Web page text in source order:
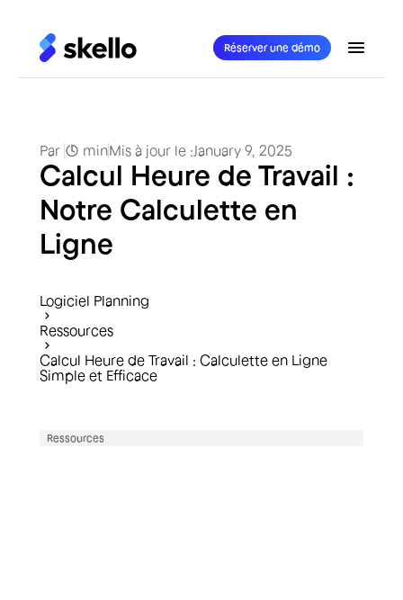
Réserver une démo
Ressources
Logiciel Planning
Ressources
Calcul Heure de Travail : Calculette en Ligne
Simple et Efficace
Calcul Heure de Travail :
Notre Calculette en
Ligne
Par minMis à jour le :January 9, 2025